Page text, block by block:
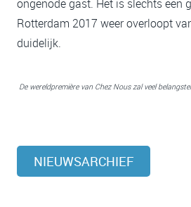
ongenode gast. Het is slechts een
Rotterdam 2017 weer overloopt
duidelijk.
De wereldpremière van Chez Nous zal veel
NIEUWSARCHIEF